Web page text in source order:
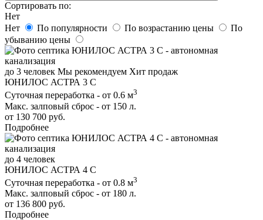
Сортировать по:
Нет
Нет
По популярности По возрастанию цены
По
убыванию цены
до 3 человек Мы рекомендуем Хит продаж
ЮНИЛОС АСТРА 3 С
Суточная переработка - от 0.6 м3
Макс. залповый сброс - от 150 л.
от 130 700 руб.
Подробнее
до 4 человек
ЮНИЛОС АСТРА 4 С
Суточная переработка - от 0.8 м3
Макс. залповый сброс - от 180 л.
от 136 800 руб.
Подробнее